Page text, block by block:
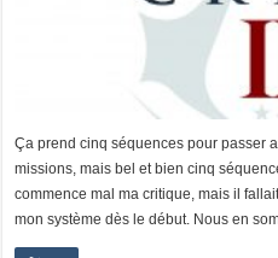
Ça prend cinq séquences pour passer
missions, mais bel et bien cinq
commence mal ma critique, mais il
mon système dès le début. Nous en